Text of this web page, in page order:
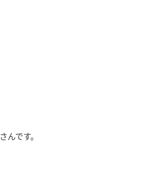
です。